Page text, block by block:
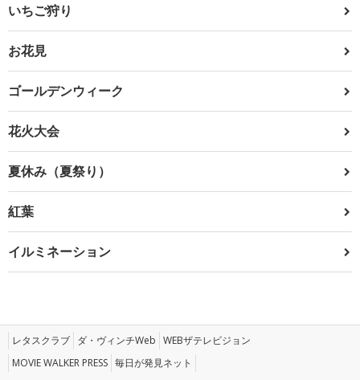
いちご狩り
お花見
ゴールデンウィーク
花火大会
夏休み（夏祭り）
紅葉
イルミネーション
レタスクラブ ダ・ヴィンチWeb WEBザテレビジョン
MOVIE WALKER PRESS 毎日が発見ネット